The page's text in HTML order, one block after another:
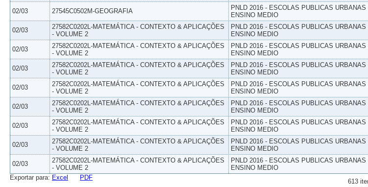
02/03 27545C0502M-GEOGRAFIA
PNLD 2016 - ESCOLAS PUBLICAS URBANAS
ENSINO MEDIO
02/03
27582C0202L-MATEMÁTICA - CONTEXTO & APLICAÇÕES
- VOLUME 2
PNLD 2016 - ESCOLAS PUBLICAS URBANAS
ENSINO MEDIO
02/03
27582C0202L-MATEMÁTICA - CONTEXTO & APLICAÇÕES
- VOLUME 2
PNLD 2016 - ESCOLAS PUBLICAS URBANAS
ENSINO MEDIO
02/03
27582C0202L-MATEMÁTICA - CONTEXTO & APLICAÇÕES
- VOLUME 2
PNLD 2016 - ESCOLAS PUBLICAS URBANAS
ENSINO MEDIO
02/03
27582C0202L-MATEMÁTICA - CONTEXTO & APLICAÇÕES
- VOLUME 2
PNLD 2016 - ESCOLAS PUBLICAS URBANAS
ENSINO MEDIO
02/03
27582C0202L-MATEMÁTICA - CONTEXTO & APLICAÇÕES
- VOLUME 2
PNLD 2016 - ESCOLAS PUBLICAS URBANAS
ENSINO MEDIO
02/03
27582C0202L-MATEMÁTICA - CONTEXTO & APLICAÇÕES
- VOLUME 2
PNLD 2016 - ESCOLAS PUBLICAS URBANAS
ENSINO MEDIO
02/03
27582C0202L-MATEMÁTICA - CONTEXTO & APLICAÇÕES
- VOLUME 2
PNLD 2016 - ESCOLAS PUBLICAS URBANAS
ENSINO MEDIO
02/03
27582C0202L-MATEMÁTICA - CONTEXTO & APLICAÇÕES
- VOLUME 2
PNLD 2016 - ESCOLAS PUBLICAS URBANAS
ENSINO MEDIO
613
Exportar para: Excel PDF